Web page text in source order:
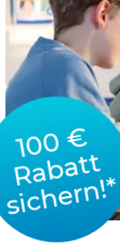
100 €
Rabatt
sichern!*